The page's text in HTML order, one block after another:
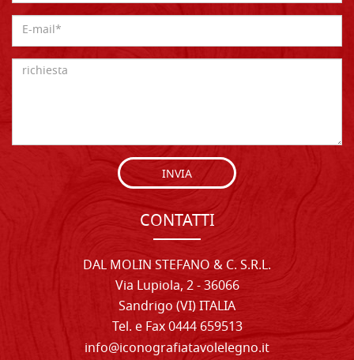
INVIA
CONTATTI
DAL MOLIN STEFANO & C. S.R.L.
Via Lupiola, 2 - 36066
Sandrigo (VI) ITALIA
Tel. e Fax 0444 659513
info@iconografiatavolelegno.it